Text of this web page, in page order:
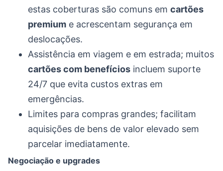
estas coberturas são comuns em cartões
premium e acrescentam segurança em
deslocações.
Assistência em viagem e em estrada; muitos
cartões com benefícios incluem suporte
24/7 que evita custos extras em
emergências.
Limites para compras grandes; facilitam
aquisições de bens de valor elevado sem
parcelar imediatamente.
Negociação e upgrades